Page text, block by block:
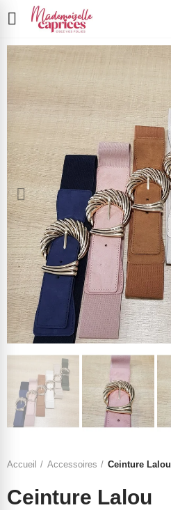
Accueil Accessoires Ceinture Lalou
Ceinture Lalou